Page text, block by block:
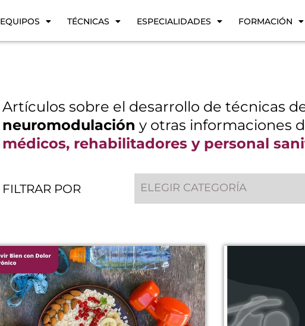
EQUIPOS TÉCNICAS ESPECIALIDADES FORMACIÓN
Artículos sobre el desarrollo de técnicas
neuromodulación y otras informaciones
médicos, rehabilitadores y personal
FILTRAR POR ELEGIR CATEGORÍA